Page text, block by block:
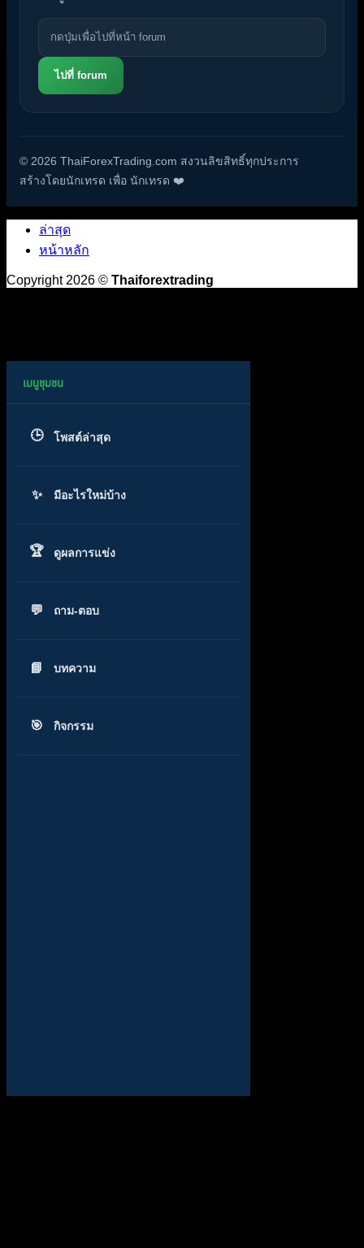
ไปที่ forum
© 2026 ThaiForexTrading.com สงวนลิขสิทธิ์ทุกประการ
สร้างโดยนักเทรด เพื่อ นักเทรด ❤️
ล่าสุด
หน้าหลัก
Copyright 2026 © Thaiforextrading
โพสต์ล่าสุด
มีอะไรใหม่บ้าง
ดูผลการแข่ง
ถาม-ตอบ
บทความ
กิจกรรม